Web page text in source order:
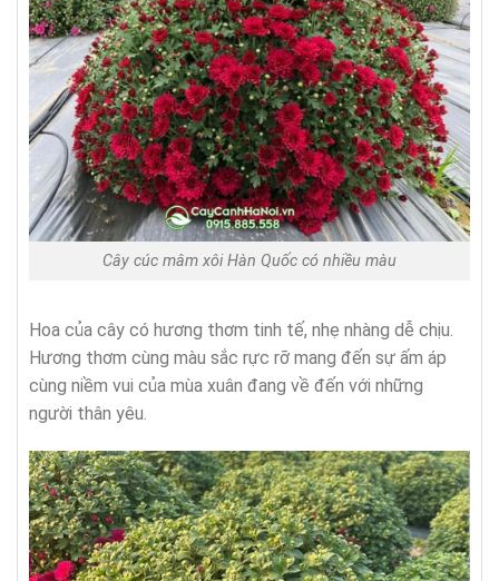
Cây cúc mâm xôi Hàn Quốc có nhiều màu
Hoa của cây có hương thơm tinh tế, nhẹ nhàng dễ chịu.
Hương thơm cùng màu sắc rực rỡ mang đến sự ấm áp
cùng niềm vui của mùa xuân đang về đến với những
người thân yêu.